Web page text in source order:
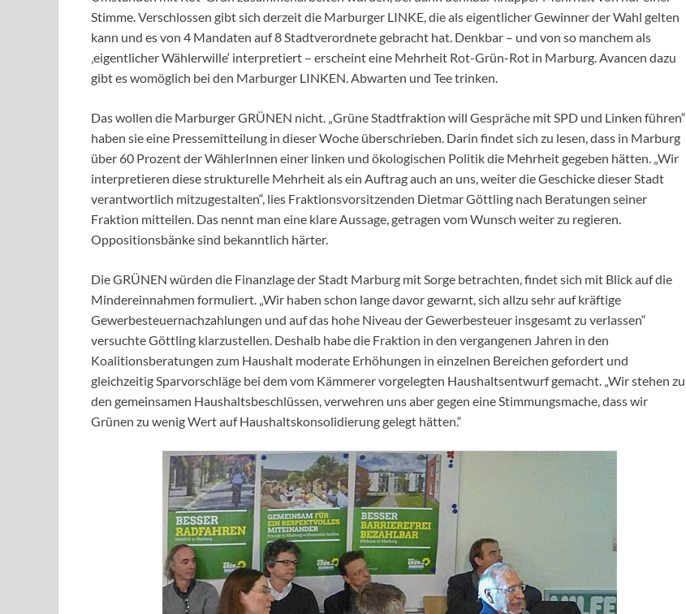
Stimme. Verschlossen gibt sich derzeit die Marburger LINKE, die als eigentlicher Gewinner der Wahl gelten
kann und es von 4 Mandaten auf 8 Stadtverordnete gebracht hat. Denkbar – und von so manchem als
‚eigentlicher Wählerwille‘ interpretiert – erscheint eine Mehrheit Rot-Grün-Rot in Marburg. Avancen dazu
gibt es womöglich bei den Marburger LINKEN. Abwarten und Tee trinken.
Das wollen die Marburger GRÜNEN nicht. „Grüne Stadtfraktion will Gespräche mit SPD und Linken führen“
haben sie eine Pressemitteilung in dieser Woche überschrieben. Darin findet sich zu lesen, dass in Marburg
über 60 Prozent der WählerInnen einer linken und ökologischen Politik die Mehrheit gegeben hätten. „Wir
interpretieren diese strukturelle Mehrheit als ein Auftrag auch an uns, weiter die Geschicke dieser Stadt
verantwortlich mitzugestalten“, lies Fraktionsvorsitzenden Dietmar Göttling nach Beratungen seiner
Fraktion mitteilen. Das nennt man eine klare Aussage, getragen vom Wunsch weiter zu regieren.
Oppositionsbänke sind bekanntlich härter.
Die GRÜNEN würden die Finanzlage der Stadt Marburg mit Sorge betrachten, findet sich mit Blick auf die
Mindereinnahmen formuliert. „Wir haben schon lange davor gewarnt, sich allzu sehr auf kräftige
Gewerbesteuernachzahlungen und auf das hohe Niveau der Gewerbesteuer insgesamt zu verlassen“
versuchte Göttling klarzustellen. Deshalb habe die Fraktion in den vergangenen Jahren in den
Koalitionsberatungen zum Haushalt moderate Erhöhungen in einzelnen Bereichen gefordert und
gleichzeitig Sparvorschläge bei dem vom Kämmerer vorgelegten Haushaltsentwurf gemacht. „Wir stehen zu
den gemeinsamen Haushaltsbeschlüssen, verwehren uns aber gegen eine Stimmungsmache, dass wir
Grünen zu wenig Wert auf Haushaltskonsolidierung gelegt hätten.“